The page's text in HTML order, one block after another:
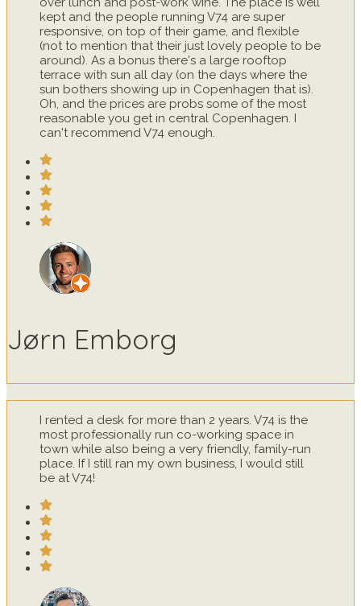
kept and the people running V74 are super
responsive, on top of their game, and flexible
(not to mention that their just lovely people to be
around). As a bonus there's a large rooftop
terrace with sun all day (on the days where the
sun bothers showing up in Copenhagen that is).
Oh, and the prices are probs some of the most
reasonable you get in central Copenhagen. I
can't recommend V74 enough.
Jørn Emborg
I rented a desk for more than 2 years. V74 is the
most professionally run co-working space in
town while also being a very friendly, family-run
place. If I still ran my own business, I would still
be at V74!